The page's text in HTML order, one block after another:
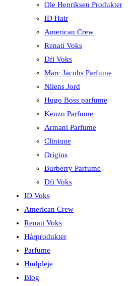
Ole Henriksen Produkter
ID Hair
American Crew
Renati Voks
Dfi Voks
Marc Jacobs Parfume
Nilens Jord
Hugo Boss parfume
Kenzo Parfume
Armani Parfume
Clinique
Origins
Burberry Parfume
Dfi Voks
ID Voks
American Crew
Renati Voks
Hårprodukter
Parfume
Hudpleje
Blog